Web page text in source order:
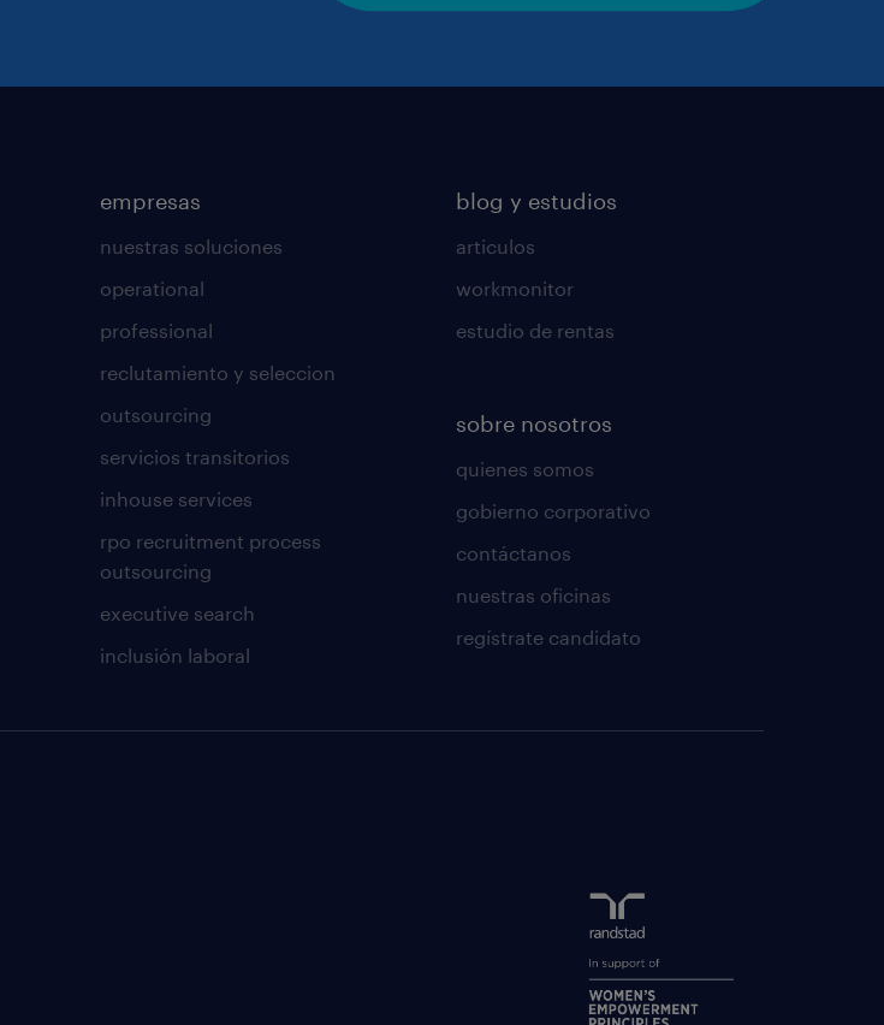
empresas
nuestras soluciones
operational
professional
reclutamiento y seleccion
outsourcing
servicios transitorios
inhouse services
rpo recruitment process
outsourcing
executive search
inclusión laboral
blog y estudios
articulos
workmonitor
estudio de rentas
sobre nosotros
quienes somos
gobierno corporativo
contáctanos
nuestras oficinas
regístrate candidato